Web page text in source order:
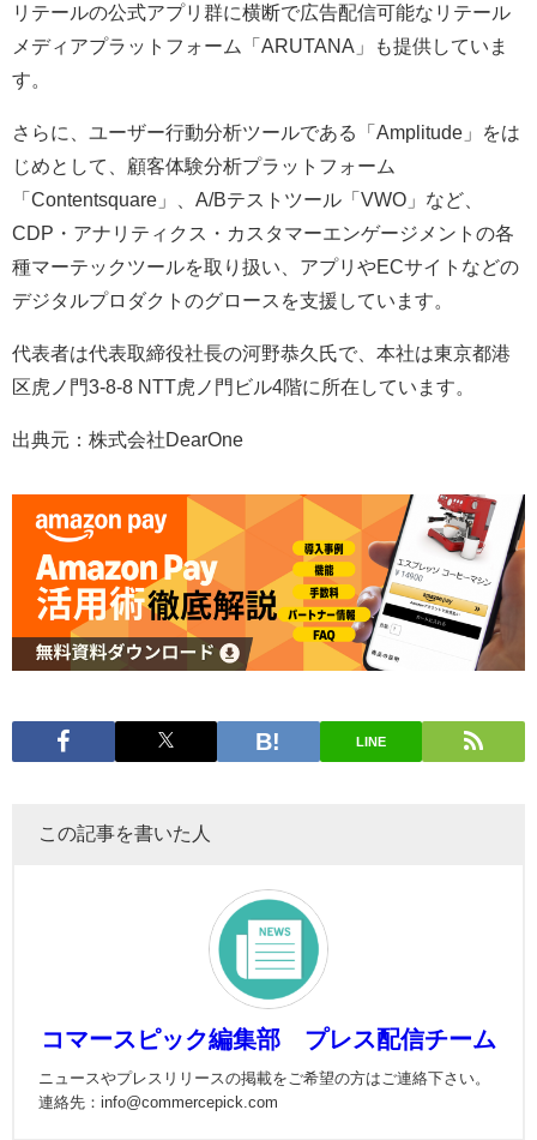
リテールの公式アプリ群に横断で広告配信可能なリテール
メディアプラットフォーム「ARUTANA」も提供していま
す。
さらに、ユーザー行動分析ツールである「Amplitude」をは
じめとして、顧客体験分析プラットフォーム
「Contentsquare」、A/Bテストツール「VWO」など、
CDP・アナリティクス・カスタマーエンゲージメントの各
種マーテックツールを取り扱い、アプリやECサイトなどの
デジタルプロダクトのグロースを支援しています。
代表者は代表取締役社長の河野恭久氏で、本社は東京都港
区虎ノ門3-8-8 NTT虎ノ門ビル4階に所在しています。
出典元：株式会社DearOne
LINE
この記事を書いた人
コマースピック編集部 プレス配信チーム
ニュースやプレスリリースの掲載をご希望の方はご連絡下さい。
連絡先：info@commercepick.com